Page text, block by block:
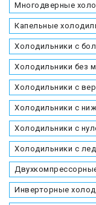
Многодверные
Капельные
Холодильники с
Холодильники без
Холодильники с
Холодильники с
Холодильники с
Холодильники с
Инверторные